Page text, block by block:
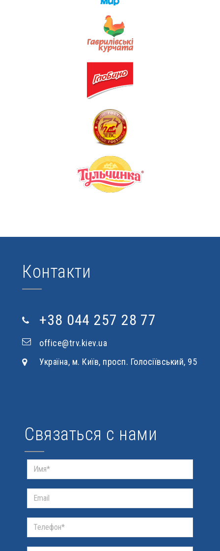
Контакти
+38 044 257 28 77
office@trv.kiev.ua
Україна, м. Київ, просп. Голосіївський, 95
Связаться с нами